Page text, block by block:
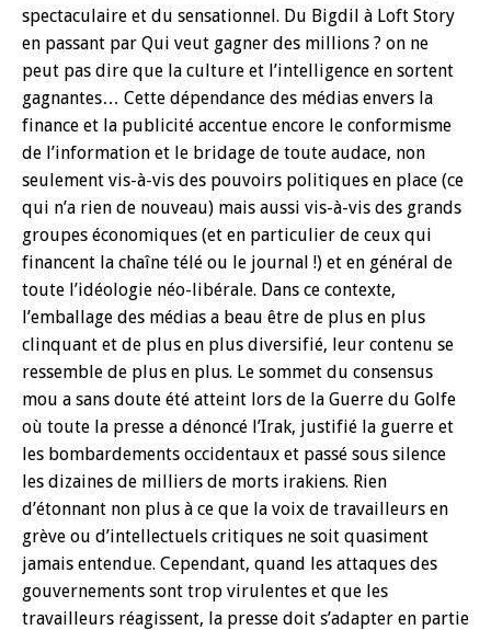
spectaculaire et du sensationnel. Du Bigdil à Loft Story
en passant par Qui veut gagner des millions ? on ne
peut pas dire que la culture et l’intelligence en sortent
gagnantes… Cette dépendance des médias envers la
finance et la publicité accentue encore le conformisme
de l’information et le bridage de toute audace, non
seulement vis-à-vis des pouvoirs politiques en place (ce
qui n’a rien de nouveau) mais aussi vis-à-vis des grands
groupes économiques (et en particulier de ceux qui
financent la chaîne télé ou le journal !) et en général de
toute l’idéologie néo-libérale. Dans ce contexte,
l’emballage des médias a beau être de plus en plus
clinquant et de plus en plus diversifié, leur contenu se
ressemble de plus en plus. Le sommet du consensus
mou a sans doute été atteint lors de la Guerre du Golfe
où toute la presse a dénoncé l’Irak, justifié la guerre et
les bombardements occidentaux et passé sous silence
les dizaines de milliers de morts irakiens. Rien
d’étonnant non plus à ce que la voix de travailleurs en
grève ou d’intellectuels critiques ne soit quasiment
jamais entendue. Cependant, quand les attaques des
gouvernements sont trop virulentes et que les
travailleurs réagissent, la presse doit s’adapter en partie